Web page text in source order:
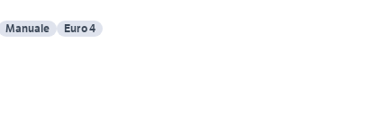
Manuale Euro 4